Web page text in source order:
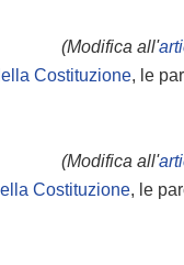
(Modifica all'
Costituzione, le
(Modifica all'
Costituzione, le